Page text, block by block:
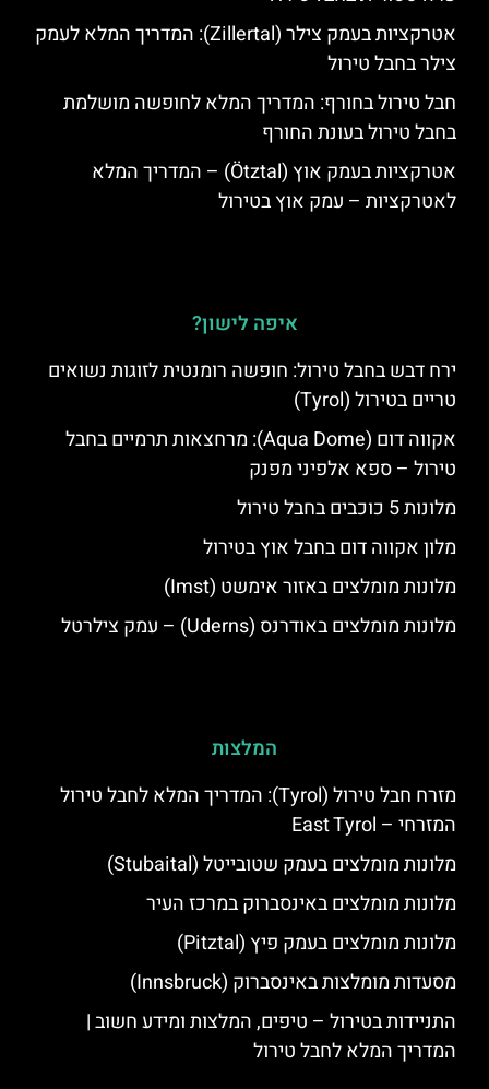
אטרקציות בעמק צילר (Zillertal): המדריך המלא לעמק
צילר בחבל טירול
חבל טירול בחורף: המדריך המלא לחופשה מושלמת
בחבל טירול בעונת החורף
אטרקציות בעמק אוץ (Ötztal) – המדריך המלא
לאטרקציות – עמק אוץ בטירול
איפה לישון?
ירח דבש בחבל טירול: חופשה רומנטית לזוגות נשואים
טריים בטירול (Tyrol)
אקווה דום (Aqua Dome): מרחצאות תרמיים בחבל
טירול – ספא אלפיני מפנק
מלונות 5 כוכבים בחבל טירול
מלון אקווה דום בחבל אוץ בטירול
מלונות מומלצים באזור אימשט (Imst)
מלונות מומלצים באודרנס (Uderns) – עמק צילרטל
המלצות
מזרח חבל טירול (Tyrol): המדריך המלא לחבל טירול
המזרחי – East Tyrol
מלונות מומלצים בעמק שטובייטל (Stubaital)
מלונות מומלצים באינסברוק במרכז העיר
מלונות מומלצים בעמק פיץ (Pitztal)
מסעדות מומלצות באינסברוק (Innsbruck)
התניידות בטירול – טיפים, המלצות ומידע חשוב |
המדריך המלא לחבל טירול